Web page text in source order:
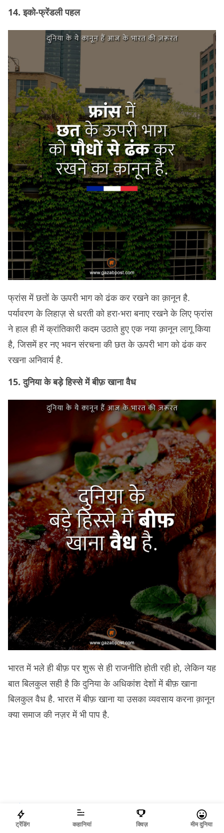
14. इको-फ्रेंडली पहल
फ्रांस में छतों के ऊपरी भाग को ढंक कर रखने का क़ानून है.
पर्यावरण के लिहाज़ से धरती को हरा-भरा बनाए रखने के लिए फ्रांस
ने हाल ही में क्रांतिकारी कदम उठाते हुए एक नया क़ानून लागू किया
है, जिसमें हर नए भवन संरचना की छत के ऊपरी भाग को ढंक कर
रखना अनिवार्य है.
15. दुनिया के बड़े हिस्से में बीफ़ खाना वैध
भारत में भले ही बीफ़ पर शुरू से ही राजनीति होती रही हो, लेकिन यह
बात बिलकुल सही है कि दुनिया के अधिकांश देशों में बीफ़ खाना
बिलकुल वैध है. भारत में बीफ़ खाना या उसका व्यवसाय करना क़ानून
क्या समाज की नज़र में भी पाप है.
SHARE
ट्रेंडिंग कहानियां क्विज़ मीम दुनिया